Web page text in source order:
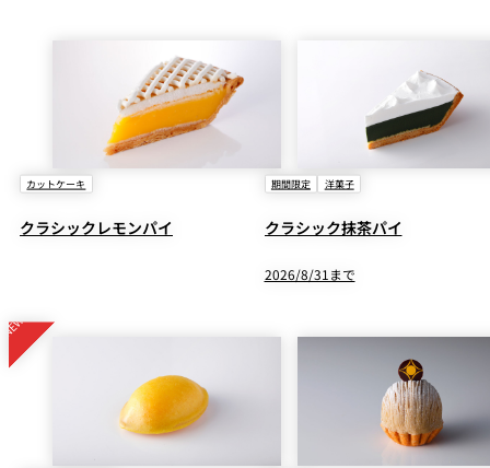
カットケーキ
クラシックレモンパイ
期間限定 洋菓子
クラシック抹茶パイ
2026/8/31まで